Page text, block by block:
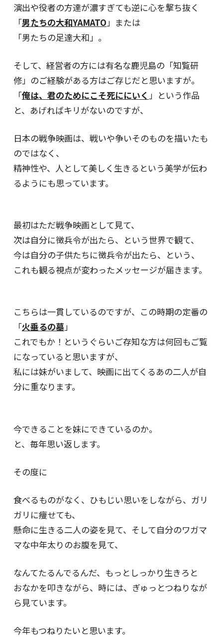
演出や役者の方達が濃すぎても逆に心を撃ち抜く
「男たちの大和YAMATO 」または
「男たちの足達大和」。
そして、経営者の方には有名な鹿児島の「知覧研
修」のご経験がある方はご存じだと思いますが。
「俺は、君のためにこそ死ににいく 」という作品
と、あげればキリがないのですが、
日本の戦争映画は、戦いや争いそのものを描いたも
のではなく、
精神性や、人として美しく生きるという美学が伝わ
るようにも思っています。
最初はただ戦争映画として見て、
次は自分に徴兵令が出たら、という世界で観て、
今は自分の子供たちに徴兵令が出たら、という、
これも観る視点が変わったメッセージが届きます。
こちらは一貫しているのですが、この時期の定番の
「火垂るの墓」
これでもか！というぐらいご存知な方は何回もご覧
になっていると思いますが、
私には妹がいまして、映画に出てくるあの二人が自
分に重なります。
今できることを妹にできているのか。
と、毎年思い返します。
その度に
食べるものがなく、ひもじい思いをしながら、ガリ
ガリに痩せても、
懸命に生きる二人の姿を見て、そして自分のワガマ
マな中年太りのお腹を見て、
なんてたるんでるんだ、もっとしっかり生きろと
おなかを叩きながら、時には、ぎゅっとつねりなが
ら見ています。
今年もつねりたいと思います。